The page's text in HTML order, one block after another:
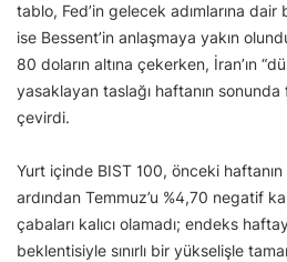
tablo, Fed’in gelecek adımlarına dair
ise Bessent’in anlaşmaya yakın
80 doların altına çekerken, İran’ın
yasaklayan taslağı haftanın sonunda
çevirdi.
Yurt içinde BIST 100, önceki haftanın
ardından Temmuz’u %4,70 negatif
çabaları kalıcı olamadı; endeks
beklentisiyle sınırlı bir yükselişle